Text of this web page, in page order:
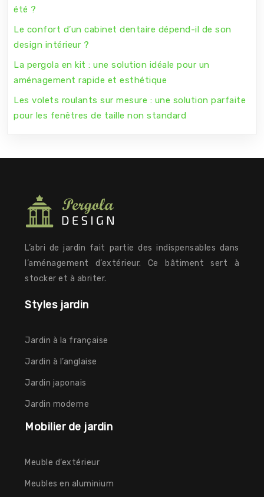
été ?
Le confort d’un cabinet dentaire dépend-il de son
design intérieur ?
La pergola en kit : une solution idéale pour un
aménagement rapide et esthétique
Les volets roulants sur mesure : une solution parfaite
pour les fenêtres de taille non standard
L’abri de jardin fait partie des indispensables dans
l’aménagement d’extérieur. Ce bâtiment sert à
stocker et à abriter.
Styles jardin
Jardin à la française
Jardin à l’anglaise
Jardin japonais
Jardin moderne
Mobilier de jardin
Meuble d’extérieur
Meubles en aluminium